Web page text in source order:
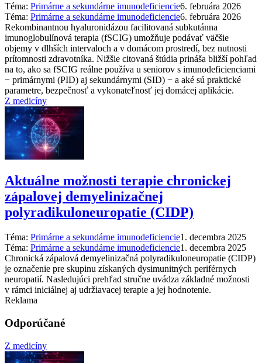
Téma: Primárne a sekundárne imunodeficiencie6. februára 2026
Téma: Primárne a sekundárne imunodeficiencie6. februára 2026
Rekombinantnou hyaluronidázou facilitovaná subkutánna
imunoglobulínová terapia (fSCIG) umožňuje podávať väčšie
objemy v dlhších intervaloch a v domácom prostredí, bez nutnosti
prítomnosti zdravotníka. Nižšie citovaná štúdia prináša bližší pohľad
na to, ako sa fSCIG reálne používa u seniorov s imunodeficienciami
−⁠ primárnymi (PID) aj sekundárnymi (SID) −⁠ a aké sú praktické
parametre, bezpečnosť a vykonateľnosť jej domácej aplikácie.
Z medicíny
Aktuálne možnosti terapie chronickej
zápalovej demyelinizačnej
polyradikuloneuropatie (CIDP)
Téma: Primárne a sekundárne imunodeficiencie1. decembra 2025
Téma: Primárne a sekundárne imunodeficiencie1. decembra 2025
Chronická zápalová demyelinizačná polyradikuloneuropatie (CIDP)
je označenie pre skupinu získaných dysimunitných periférnych
neuropatií. Nasledujúci prehľad stručne uvádza základné možnosti
v rámci iniciálnej aj udržiavacej terapie a jej hodnotenie.
Reklama
Odporúčané
Z medicíny